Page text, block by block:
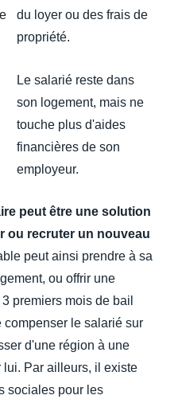
du loyer ou des frais de
propriété.
Le salarié reste dans
son logement, mais ne
touche plus d'aides
financières de son
employeur.
peut être une solution
ou recruter un nouveau
peut ainsi prendre à sa
ou offrir une
premiers mois de bail
compenser le salarié sur
d'une région à une
Par ailleurs, il existe
sociales pour les